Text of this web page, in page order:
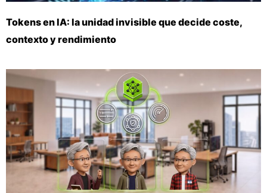
Tokens en IA: la unidad invisible que decide coste,
contexto y rendimiento